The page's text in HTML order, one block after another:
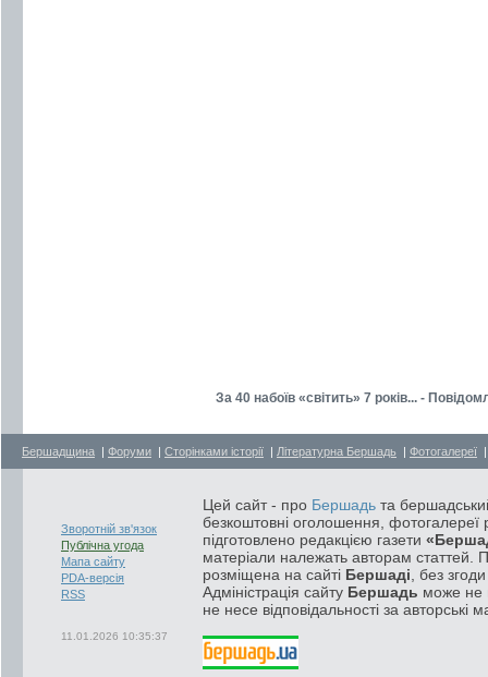
За 40 набоїв «світить» 7 років... -
Бершадщина | Форуми | Сторінками історії | Літературна Бершадь | Фотогалереї
Зворотній зв'язок
Публічна угода
Мапа сайту
PDA-версія
RSS
11.01.2026 10:35:37
Цей сайт - про Бершадь та
безкоштовні оголошення, фотогалереї
підготовлено редакцією газети
матеріали належать авторам статтей.
розміщена на сайті Бершаді , без
Адміністрація сайту Бершадь може не
не несе відповідальності за авторські